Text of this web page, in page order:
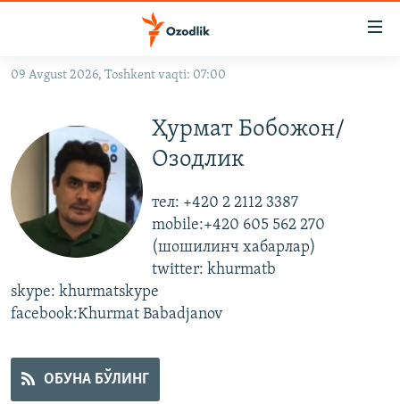
навигацияга
ўтинг
Қидиришга
ўтинг
OZODVIDEO
OZODARXIV
На русском
ИЖТИМОИЙ ТАРМОҚЛАР
Озодлик бошқа тилларда
09 Avgust 2026, Toshkent vaqti: 07:00
Ҳурмат Бобожон/
Озодлик
тел: +420 2 2112 3387
mobile:+420 605 562 270
(шошилинч хабарлар)
twitter: khurmatb
skype: khurmatskype
facebook:Khurmat Babadjanov
ОБУНА БЎЛИНГ